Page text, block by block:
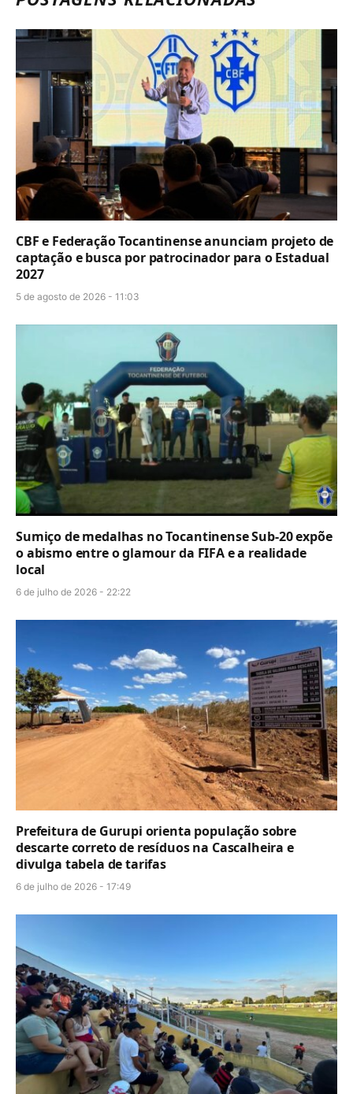
CBF e Federação Tocantinense anunciam projeto de
captação e busca por patrocinador para o Estadual
2027
5 de agosto de 2026 - 11:03
Sumiço de medalhas no Tocantinense Sub-20 expõe
o abismo entre o glamour da FIFA e a realidade
local
6 de julho de 2026 - 22:22
Prefeitura de Gurupi orienta população sobre
descarte correto de resíduos na Cascalheira e
divulga tabela de tarifas
6 de julho de 2026 - 17:49